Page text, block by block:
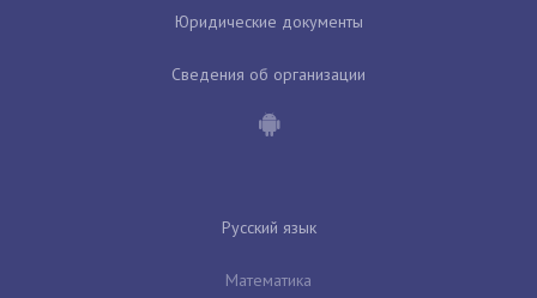
Юридические документы
Сведения об организации
Русский язык
Математика